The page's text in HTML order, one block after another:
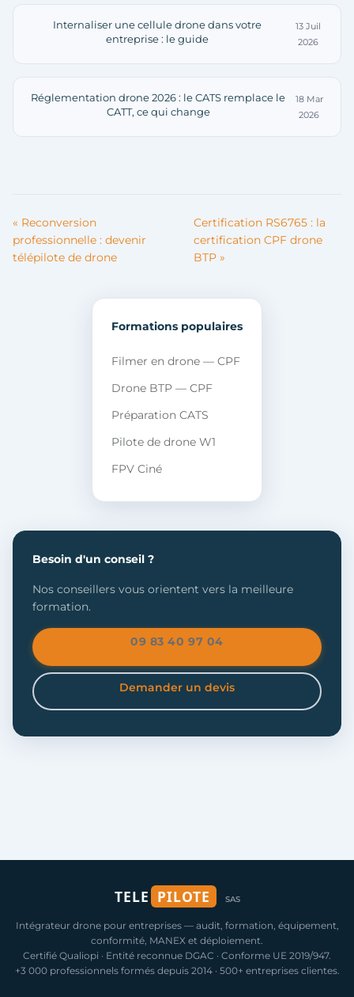
Internaliser une cellule drone dans votre
entreprise : le guide
13 Juil
2026
Réglementation drone 2026 : le CATS remplace le
CATT, ce qui change
18 Mar
2026
« Reconversion
professionnelle : devenir
télépilote de drone
Certification RS6765 : la
certification CPF drone
BTP »
Formations populaires
Filmer en drone — CPF
Drone BTP — CPF
Préparation CATS
Pilote de drone W1
FPV Ciné
Besoin d'un conseil ?
Nos conseillers vous orientent vers la meilleure
formation.
09 83 40 97 04
Demander un devis
TELE PILOTE SAS
Intégrateur drone pour entreprises — audit, formation, équipement,
conformité, MANEX et déploiement.
Certifié Qualiopi · Entité reconnue DGAC · Conforme UE 2019/947.
+3 000 professionnels formés depuis 2014 · 500+ entreprises clientes.